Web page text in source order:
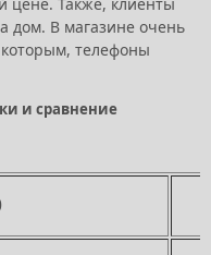
дом. В магазине очень
которым, телефоны
и сравнение